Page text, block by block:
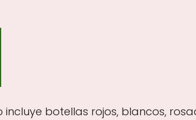
incluye botellas rojos, blancos,